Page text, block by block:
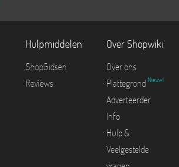
Hulpmiddelen
ShopGidsen
Reviews
Over Shopwiki
Over ons
Plattegrond Nieuw!
Adverteerder
Info
Hulp &
Veelgestelde